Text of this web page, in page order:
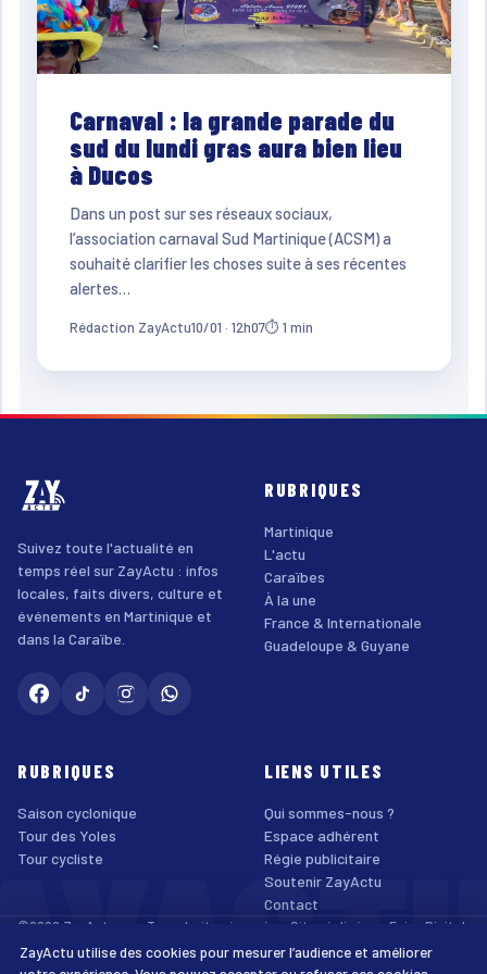
Carnaval : la grande parade du
sud du lundi gras aura bien lieu
à Ducos
Dans un post sur ses réseaux sociaux,
l’association carnaval Sud Martinique (ACSM) a
souhaité clarifier les choses suite à ses récentes
alertes…
Rédaction ZayActu10/01 · 12h07⏱ 1 min
Suivez toute l'actualité en
temps réel sur ZayActu : infos
locales, faits divers, culture et
événements en Martinique et
dans la Caraïbe.
RUBRIQUES
Martinique
L'actu
Caraïbes
À la une
France & Internationale
Guadeloupe & Guyane
RUBRIQUES
Saison cyclonique
Tour des Yoles
Tour cycliste
LIENS UTILES
Qui sommes-nous ?
Espace adhérent
Régie publicitaire
Soutenir ZayActu
Contact
©2026 ZayActu.org. Tous droits réservés. · Site réalisé par Enjoy Digital
Agency
Mentions légales
Confidentialité Cookies Accessibilité
ZayActu utilise des cookies pour mesurer l’audience et améliorer